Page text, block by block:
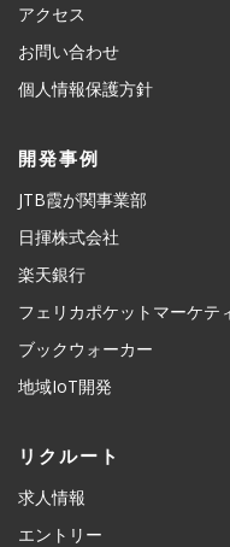
アクセス
お問い合わせ
個人情報保護方針
開発事例
JTB霞が関事業部
日揮株式会社
楽天銀行
フェリカポケットマーケテ
ブックウォーカー
地域IoT開発
リクルート
求人情報
エントリー